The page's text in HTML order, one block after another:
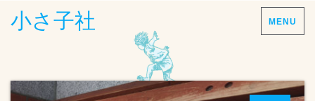
小さ子社 MENU